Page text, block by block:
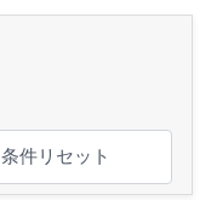
条件リセット